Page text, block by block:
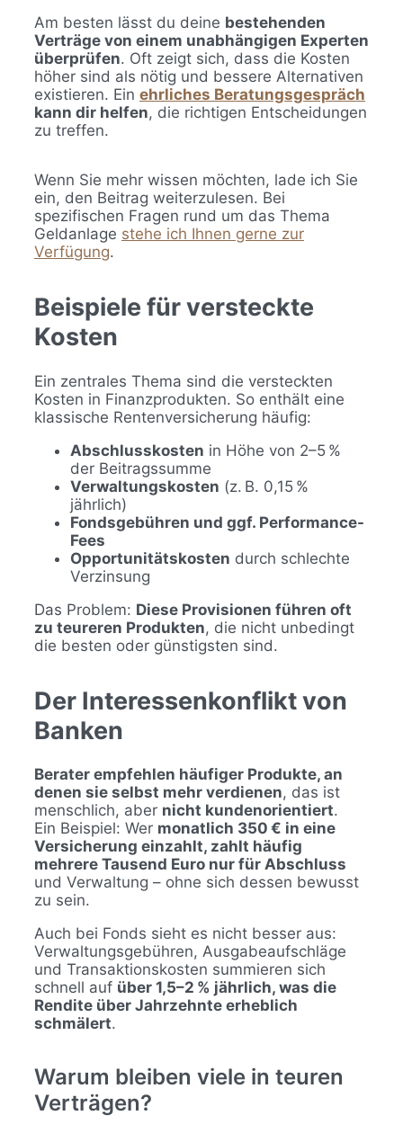
Am besten lässt du deine bestehenden
Verträge von einem unabhängigen Experten
überprüfen. Oft zeigt sich, dass die Kosten
höher sind als nötig und bessere Alternativen
existieren. Ein ehrliches Beratungsgespräch
kann dir helfen, die richtigen Entscheidungen
zu treffen.
Wenn Sie mehr wissen möchten, lade ich Sie
ein, den Beitrag weiterzulesen. Bei
spezifischen Fragen rund um das Thema
Geldanlage stehe ich Ihnen gerne zur
Verfügung.
Beispiele für versteckte
Kosten
Ein zentrales Thema sind die versteckten
Kosten in Finanzprodukten. So enthält eine
klassische Rentenversicherung häufig:
Abschlusskosten in Höhe von 2–5 %
der Beitragssumme
Verwaltungskosten (z. B. 0,15 %
jährlich)
Fondsgebühren und ggf. Performance-
Fees
Opportunitätskosten durch schlechte
Verzinsung
Das Problem: Diese Provisionen führen oft
zu teureren Produkten, die nicht unbedingt
die besten oder günstigsten sind.
Der Interessenkonflikt von
Banken
Berater empfehlen häufiger Produkte, an
denen sie selbst mehr verdienen, das ist
menschlich, aber nicht kundenorientiert.
Ein Beispiel: Wer monatlich 350 € in eine
Versicherung einzahlt, zahlt häufig
mehrere Tausend Euro nur für Abschluss
und Verwaltung – ohne sich dessen bewusst
zu sein.
Auch bei Fonds sieht es nicht besser aus:
Verwaltungsgebühren, Ausgabeaufschläge
und Transaktionskosten summieren sich
schnell auf über 1,5–2 % jährlich, was die
Rendite über Jahrzehnte erheblich
schmälert.
Warum bleiben viele in teuren
Verträgen?